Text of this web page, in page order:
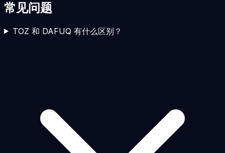
常见问题
TOZ 和 DAFUQ 有什么区别？